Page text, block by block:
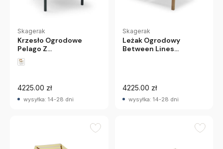
Skagerak
Krzesło Ogrodowe
Pelago Z
Podłokietnikami
Zielone Skagerak
4225.00 zł
wysyłka: 14-28 dni
Skagerak
Leżak Ogrodowy
Between Lines
4225.00 zł
wysyłka: 14-28 dni